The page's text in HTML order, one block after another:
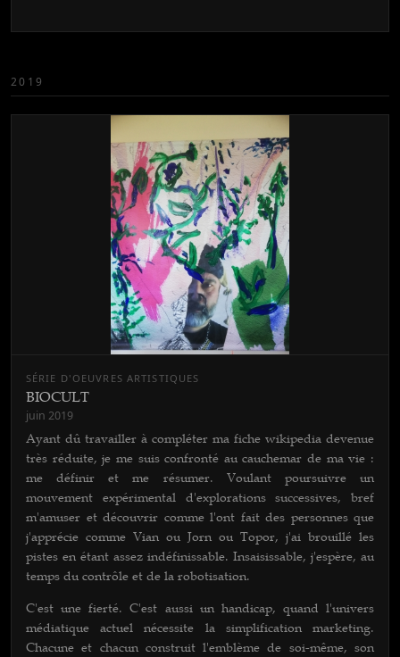
2019
SÉRIE D'OEUVRES ARTISTIQUES
BIOCULT
juin 2019
Ayant dû travailler à compléter ma fiche wikipedia devenue
très réduite, je me suis confronté au cauchemar de ma vie :
me définir et me résumer. Voulant poursuivre un
mouvement expérimental d'explorations successives, bref
m'amuser et découvrir comme l'ont fait des personnes que
j'apprécie comme Vian ou Jorn ou Topor, j'ai brouillé les
pistes en étant assez indéfinissable. Insaisissable, j'espère, au
temps du contrôle et de la robotisation.
C'est une fierté. C'est aussi un handicap, quand l'univers
médiatique actuel nécessite la simplification marketing.
Chacune et chacun construit l'emblème de soi-même, son